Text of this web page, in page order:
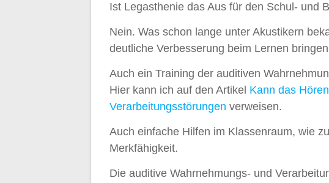
Ist Legasthenie das Aus für den Schul- und
Nein. Was schon lange unter Akustikern
deutliche Verbesserung beim Lernen
Auch ein Training der auditiven
Hier kann ich auf den Artikel Kann das
Verarbeitungsstörungen verweisen.
Auch einfache Hilfen im Klassenraum, wie
Merkfähigkeit.
Die auditive Wahrnehmungs- und